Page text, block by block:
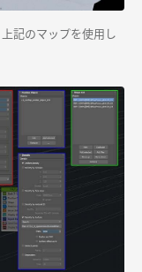
記のマップを使用し